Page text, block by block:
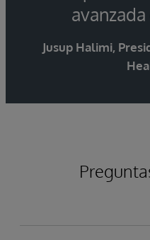
Jusup Halimi,